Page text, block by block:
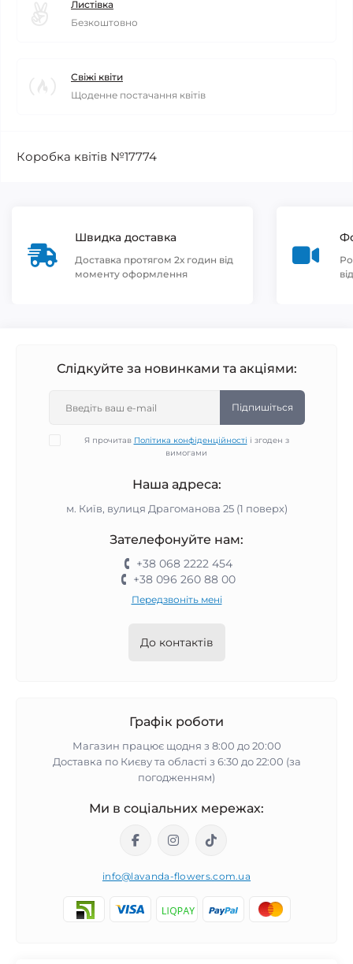
Листівка
Безкоштовно
Свіжі квіти
Щоденне постачання квітів
Коробка квітів №17774
Швидка доставка
Доставка протягом 2х годин від
моменту оформлення
Слідкуйте за новинками та акціями:
Підпишіться
Я прочитав Політика конфіденційності і згоден з
вимогами
Наша адреса:
м. Київ, вулиця Драгоманова 25 (1 поверх)
Зателефонуйте нам:
+38 068 2222 454
+38 096 260 88 00
Передзвоніть мені
До контактів
Графік роботи
Магазин працює щодня з 8:00 до 20:00
Доставка по Києву та області з 6:30 до 22:00 (за
погодженням)
Ми в соціальних мережах:
info@lavanda-flowers.com.ua